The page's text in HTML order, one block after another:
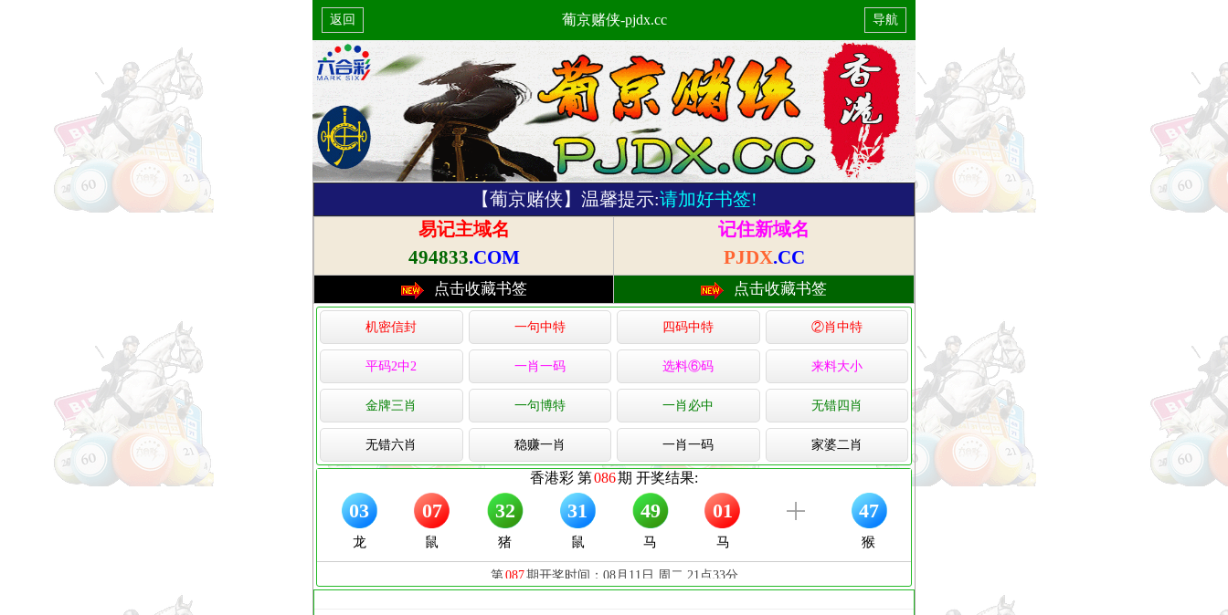
返回 葡京赌侠-pjdx.cc 导航
【葡京赌侠】温馨提示:请加好书签!
易记主域名
494833.COM
记住新域名
PJDX.CC
点击收藏书签 点击收藏书签
机密信封 一句中特 四码中特 ②肖中特
平码2中2 一肖一码 选料⑥码 来料大小
金牌三肖 一句博特 一肖必中 无错四肖
无错六肖 稳赚一肖 一肖一码 家婆二肖